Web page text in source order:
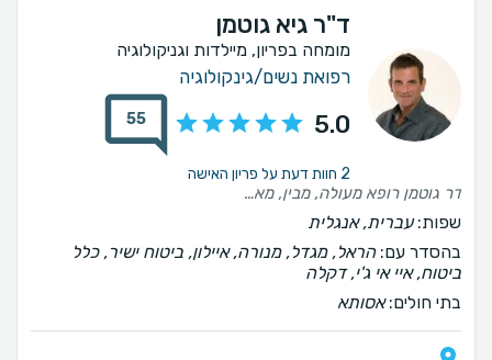
ד"ר גיא גוטמן
מומחה בפריון, מיילדות וגניקולוגיה
רפואת נשים/גינקולוגיה
5.0
55
2 חוות דעת על פריון האישה
דר גוטמן רופא מעולה, מבין, מאוד מקצועי. הייתי מאוד מרוצה מהטיפול. ממליצה בחום,, ♥️
שפות:עברית, אנגלית
בהסדר עם:הראל, מגדל, מנורה, איילון, ביטוח ישיר, כלל
ביטוח, איי אי ג'י, דקלה
בתי חולים:אסותא